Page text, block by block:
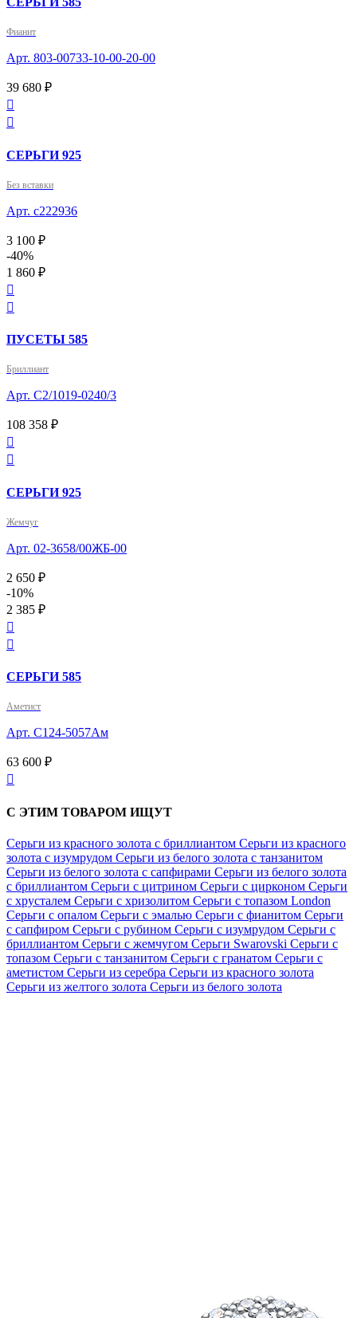
Фианит
Арт. 803-00733-10-00-20-00
39 680 ₽


СЕРЬГИ 925
Без вставки
Арт. с222936
3 100 ₽
-40%
1 860 ₽


ПУСЕТЫ 585
Бриллиант
Арт. С2/1019-0240/3
108 358 ₽


СЕРЬГИ 925
Жемчуг
Арт. 02-3658/00ЖБ-00
2 650 ₽
-10%
2 385 ₽


СЕРЬГИ 585
Аметист
Арт. С124-5057Ам
63 600 ₽

С ЭТИМ ТОВАРОМ ИЩУТ
Серьги из красного золота с бриллиантом Серьги из красного
золота с изумрудом Серьги из белого золота с танзанитом
Серьги из белого золота с сапфирами Серьги из белого золота
с бриллиантом Серьги с цитрином Серьги с цирконом Серьги
с хрусталем Серьги с хризолитом Серьги с топазом London
Серьги с опалом Серьги с эмалью Серьги с фианитом Серьги
с сапфиром Серьги с рубином Серьги с изумрудом Серьги с
бриллиантом Серьги с жемчугом Серьги Swarovski Серьги с
топазом Серьги с танзанитом Серьги с гранатом Серьги с
аметистом Серьги из серебра Серьги из красного золота
Серьги из желтого золота Серьги из белого золота